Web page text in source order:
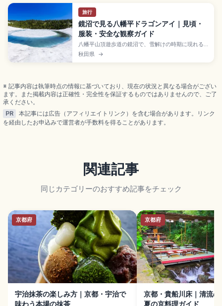
旅行
鏡沼で見る八幡平ドラゴンアイ｜見頃・
服装・安全な観察ガイド
八幡平山頂遊歩道の鏡沼で、雪解けの時期に現れる
八幡平ドラゴンアイ。見頃の考え方、自然現象がで
きる流れ、雪道に適した服装、沼へ降りない観察マ
秋田県 →
※ 記事内容は執筆時点の情報に基づいており、現在の状況と異なる場合がござい
ます。また掲載内容は正確性・完全性を保証するものではありませんので、ご了
承ください。
PR
本記事には広告（アフィリエイトリンク）を含む場合があります。リンク
を経由したお申込みで運営者が手数料を得ることがあります。
関連記事
同じカテゴリーのおすすめ記事をチェック
京都府
宇治抹茶の楽しみ方｜京都・宇治で
味わう本場の抹茶
京都府
京都・貴船川床｜清流の
夏の京料理ガイド